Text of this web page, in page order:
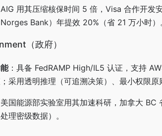
AIG 用其压缩核保时间 5 倍，Visa 合作开
Bank）年提效 20%（省 21 万小时）
（政府）
：具备 FedRAMP High/IL5 认证，支持
采用透明推理（可追溯决策）、最小权限原
美国能源部实验室用其加速科研，加拿大
理密级数据）。